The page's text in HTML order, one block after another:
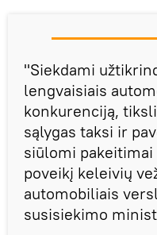
"Siekdami
lengvaisiais
konkurenciją,
sąlygas taksi ir
siūlomi
poveikį keleivių
automobiliais
susisiekimo